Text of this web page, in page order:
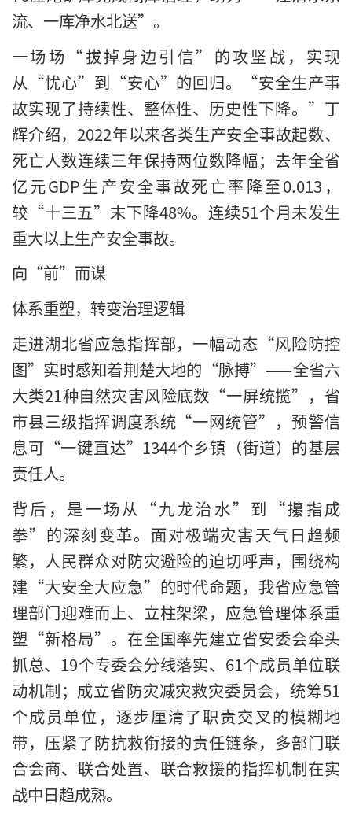
流、一库净水北送”。
一场场“拔掉身边引信”的攻坚战，实现
从“忧心”到“安心”的回归。“安全生产事
故实现了持续性、整体性、历史性下降。”丁
辉介绍，2022年以来各类生产安全事故起数、
死亡人数连续三年保持两位数降幅；去年全省
亿元GDP生产安全事故死亡率降至0.013，
较“十三五”末下降48%。连续51个月未发生
重大以上生产安全事故。
向“前”而谋
体系重塑，转变治理逻辑
走进湖北省应急指挥部，一幅动态“风险防控
图”实时感知着荆楚大地的“脉搏”——全省六
大类21种自然灾害风险底数“一屏统揽”，省
市县三级指挥调度系统“一网统管”，预警信
息可“一键直达”1344个乡镇（街道）的基层
责任人。
背后，是一场从“九龙治水”到“攥指成
拳”的深刻变革。面对极端灾害天气日趋频
繁，人民群众对防灾避险的迫切呼声，围绕构
建“大安全大应急”的时代命题，我省应急管
理部门迎难而上、立柱架梁，应急管理体系重
塑“新格局”。在全国率先建立省安委会牵头
抓总、19个专委会分线落实、61个成员单位联
动机制；成立省防灾减灾救灾委员会，统筹51
个成员单位，逐步厘清了职责交叉的模糊地
带，压紧了防抗救衔接的责任链条，多部门联
合会商、联合处置、联合救援的指挥机制在实
战中日趋成熟。